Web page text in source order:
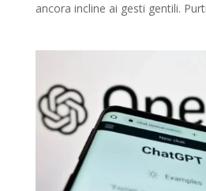
ancora incline ai gesti gentili.